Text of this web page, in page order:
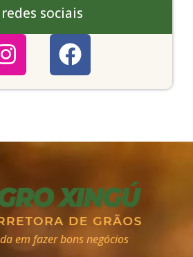
sociais
em fazer bons negócios